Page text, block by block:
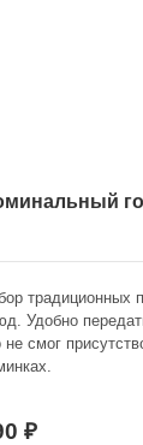
традиционных
Удобно
не смог